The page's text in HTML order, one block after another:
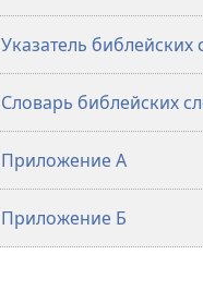
Указатель библейских
Словарь библейских
Приложение А
Приложение Б